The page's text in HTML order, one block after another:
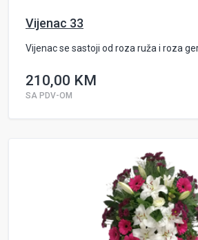
Vijenac 33
Vijenac se sastoji od roza ruža i roza
210,00 KM
SA PDV-OM